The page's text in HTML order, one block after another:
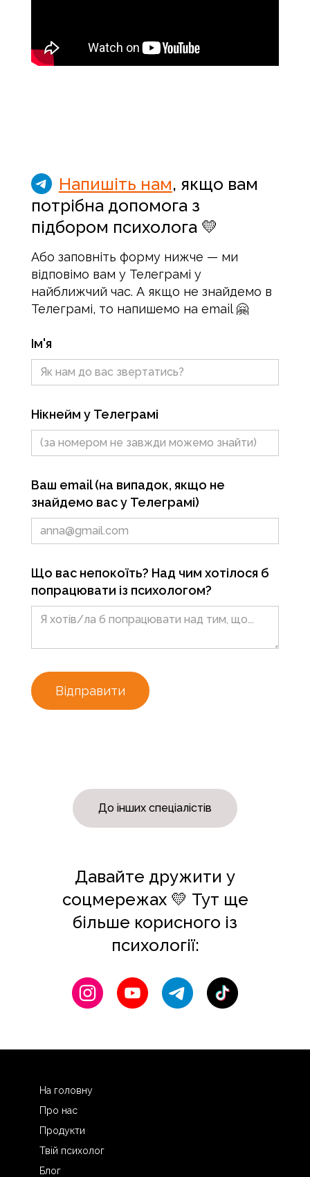
Напишіть нам, якщо вам
потрібна допомога з
підбором психолога 💛
Або заповніть форму нижче — ми
відповімо вам у Телеграмі у
найближчий час. А якщо не знайдемо в
Телеграмі, то напишемо на email 🤗
Ім'я
Нікнейм у Телеграмі
Ваш email (на випадок, якщо не
знайдемо вас у Телеграмі)
Що вас непокоїть? Над чим хотілося б
попрацювати із психологом?
До інших спеціалістів
Давайте дружити у
соцмережах 💛 Тут ще
більше корисного із
психології:
На головну
Про нас
Продукти
Твій психолог
Блог